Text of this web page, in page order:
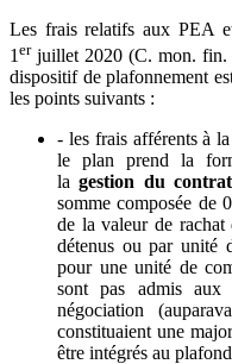
Les frais relatifs aux PEA
1 erjuillet 2020 (C. mon. fin.
dispositif de plafonnement
les points suivants :
- les frais afférents à
le plan prend la
lagestion du contrat
somme composée de
de la valeur de
détenus ou par unité
pour une unité de
sont pas admis aux
négociation
constituaient une
être intégrés au